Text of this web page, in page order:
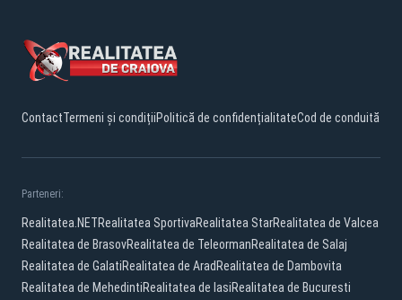
ContactTermeni și condițiiPolitică de confidențialitateCod de conduită
Parteneri:
Realitatea.NETRealitatea SportivaRealitatea StarRealitatea de Valcea
Realitatea de BrasovRealitatea de TeleormanRealitatea de Salaj
Realitatea de GalatiRealitatea de Arad Realitatea de Dambovita
Realitatea de MehedintiRealitatea de IasiRealitatea de Bucuresti